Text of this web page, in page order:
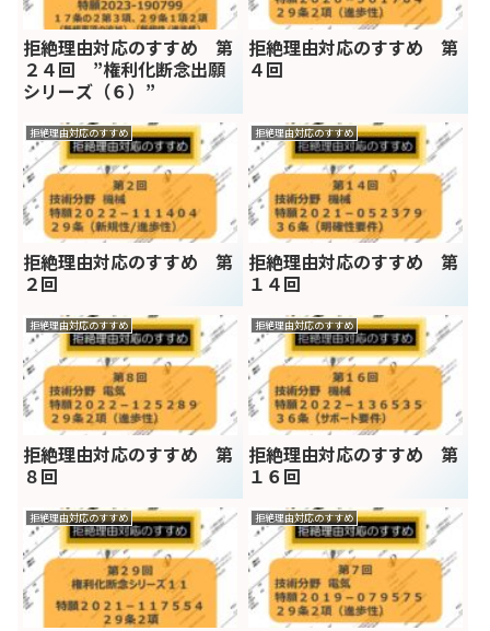
拒絶理由対応のすすめ 第
２４回 ”権利化断念出願
シリーズ（６）”
拒絶理由対応のすすめ 第
４回
拒絶理由対応のすすめ
拒絶理由対応のすすめ 第
２回
拒絶理由対応のすすめ
拒絶理由対応のすすめ 第
１４回
拒絶理由対応のすすめ
拒絶理由対応のすすめ 第
８回
拒絶理由対応のすすめ
拒絶理由対応のすすめ 第
１６回
拒絶理由対応のすすめ 拒絶理由対応のすすめ